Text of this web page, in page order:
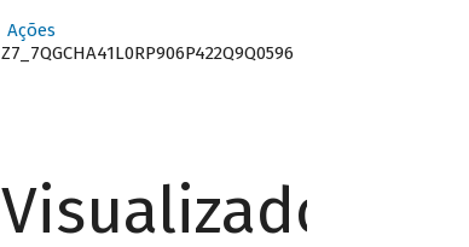
Ações
Z7_7QGCHA41L0RP906P422Q9Q0596
Visualizador